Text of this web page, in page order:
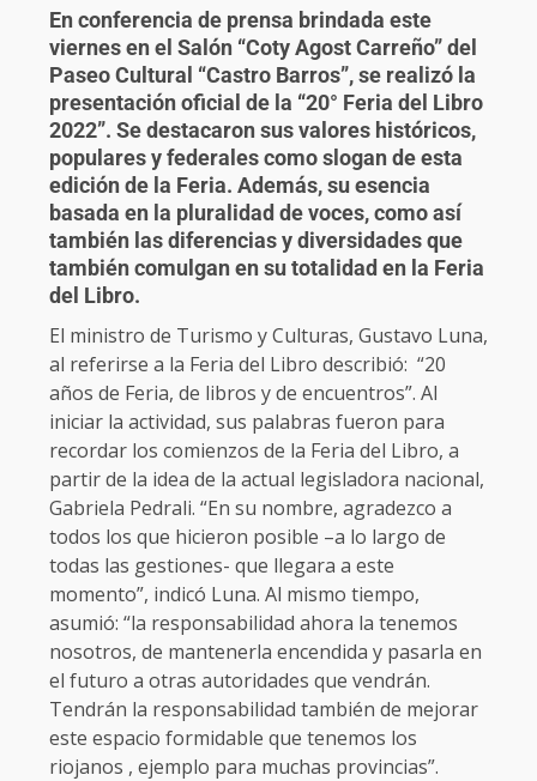
En conferencia de prensa brindada este
viernes en el Salón “Coty Agost Carreño” del
Paseo Cultural “Castro Barros”, se realizó la
presentación oficial de la “20° Feria del Libro
2022”. Se destacaron sus valores históricos,
populares y federales como slogan de esta
edición de la Feria. Además, su esencia
basada en la pluralidad de voces, como así
también las diferencias y diversidades que
también comulgan en su totalidad en la Feria
del Libro.
El ministro de Turismo y Culturas, Gustavo Luna,
al referirse a la Feria del Libro describió: “20
años de Feria, de libros y de encuentros”. Al
iniciar la actividad, sus palabras fueron para
recordar los comienzos de la Feria del Libro, a
partir de la idea de la actual legisladora nacional,
Gabriela Pedrali. “En su nombre, agradezco a
todos los que hicieron posible –a lo largo de
todas las gestiones- que llegara a este
momento”, indicó Luna. Al mismo tiempo,
asumió: “la responsabilidad ahora la tenemos
nosotros, de mantenerla encendida y pasarla en
el futuro a otras autoridades que vendrán.
Tendrán la responsabilidad también de mejorar
este espacio formidable que tenemos los
riojanos , ejemplo para muchas provincias”.